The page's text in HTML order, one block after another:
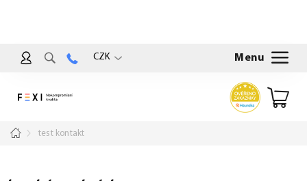
CZK
Domůtest kontakt